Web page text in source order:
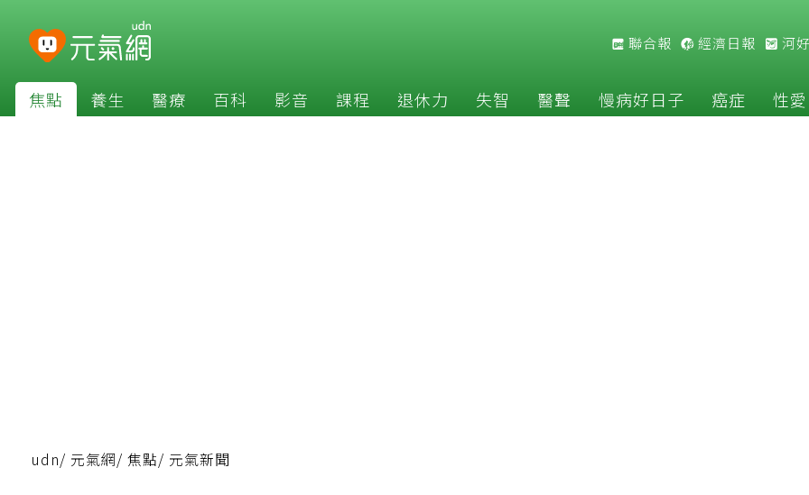
聯合報 經濟日報 河
焦點 養生 醫療 百科 影音 課程 退休力 失智 醫聲 慢病好日子 癌症 性愛
udn/ 元氣網/ 焦點/ 元氣新聞